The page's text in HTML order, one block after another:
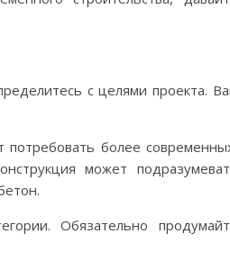
с целями проекта.
более
может
Обязательно